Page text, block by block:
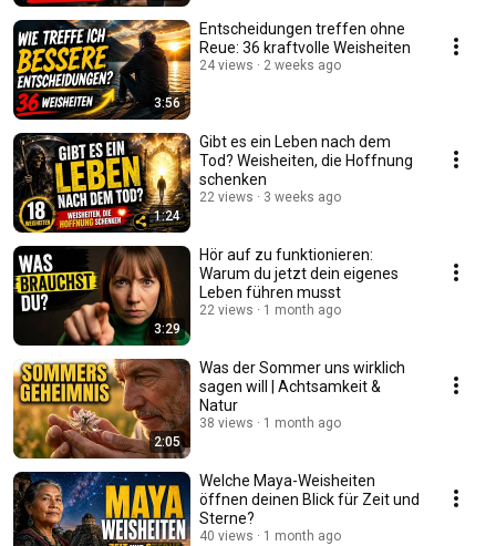
3:56
Entscheidungen treffen ohne
Reue: 36 kraftvolle Weisheiten
24 views 2 weeks ago
1:24
Gibt es ein Leben nach dem
Tod? Weisheiten, die Hoffnung
schenken
22 views 3 weeks ago
3:29
Hör auf zu funktionieren:
Warum du jetzt dein eigenes
Leben führen musst
22 views 1 month ago
2:05
Was der Sommer uns wirklich
sagen will | Achtsamkeit &
Natur
38 views 1 month ago
Welche Maya-Weisheiten
öffnen deinen Blick für Zeit und
Sterne?
40 views 1 month ago